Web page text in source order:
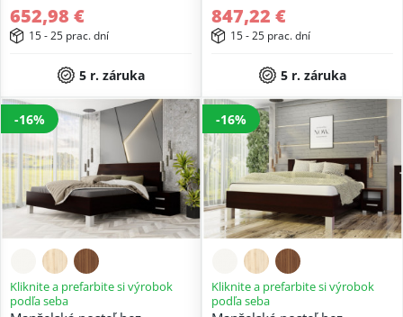
652,98 €
15 - 25 prac. dní
5 r. záruka
847,22 €
15 - 25 prac. dní
5 r. záruka
-16%
Kliknite a prefarbite si výrobok
podľa seba
-16%
Kliknite a prefarbite si výrobok
podľa seba